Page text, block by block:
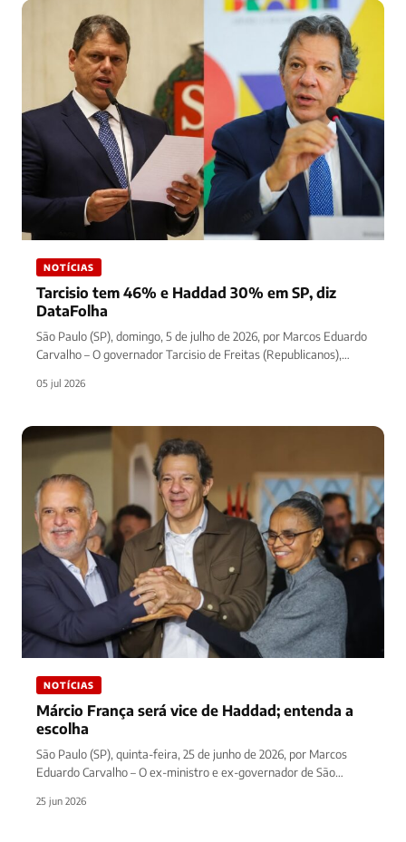
NOTÍCIAS
Tarcisio tem 46% e Haddad 30% em SP, diz
DataFolha
São Paulo (SP), domingo, 5 de julho de 2026, por Marcos Eduardo
Carvalho – O governador Tarcisio de Freitas (Republicanos),…
05 jul 2026
NOTÍCIAS
Márcio França será vice de Haddad; entenda a
escolha
São Paulo (SP), quinta-feira, 25 de junho de 2026, por Marcos
Eduardo Carvalho – O ex-ministro e ex-governador de São…
25 jun 2026